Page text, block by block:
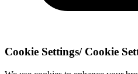
Cookie Settings/ Cookie